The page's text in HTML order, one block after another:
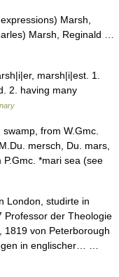
Marsh,
Marsh, Reginald …
marsh|i|est. 1.
2. having many
from W.Gmc.
mersch, Du. mars,
*mari sea (see
London, studirte in
Professor der Theologie
1819 von Peterborough
in englischer… …